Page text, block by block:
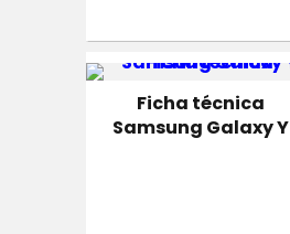
Ficha técnica
Samsung Galaxy Y